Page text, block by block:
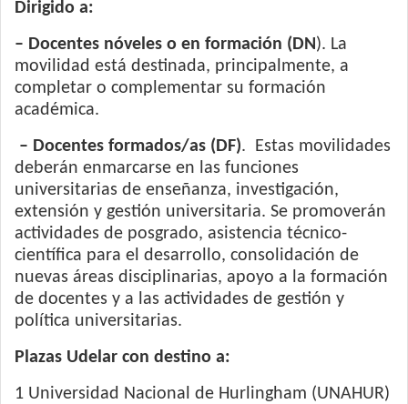
Dirigido a:
– Docentes nóveles o en formación (DN). La
movilidad está destinada, principalmente, a
completar o complementar su formación
académica.
– Docentes formados/as (DF). Estas movilidades
deberán enmarcarse en las funciones
universitarias de enseñanza, investigación,
extensión y gestión universitaria. Se promoverán
actividades de posgrado, asistencia técnico-
científica para el desarrollo, consolidación de
nuevas áreas disciplinarias, apoyo a la formación
de docentes y a las actividades de gestión y
política universitarias.
Plazas Udelar con destino a:
1 Universidad Nacional de Hurlingham (UNAHUR)